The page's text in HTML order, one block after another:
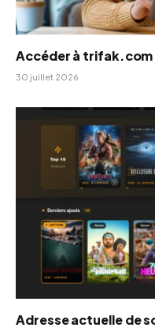
Accéder à trifak.com
30 juillet 2026
Adresse actuelle de